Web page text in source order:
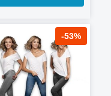
-53%